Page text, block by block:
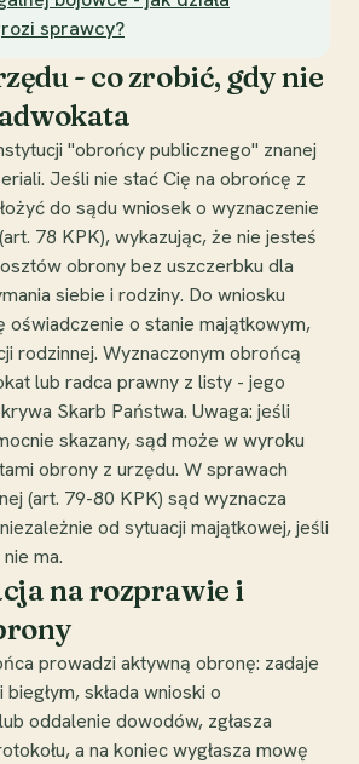
sprawcy?
- co zrobić, gdy nie
"obrońcy publicznego" znanej
Jeśli nie stać Cię na obrońcę z
do sądu wniosek o wyznaczenie
78 KPK), wykazując, że nie jesteś
obrony bez uszczerbku dla
siebie i rodziny. Do wniosku
oświadczenie o stanie majątkowym,
rodzinnej. Wyznaczonym obrońcą
lub radca prawny z listy - jego
Skarb Państwa. Uwaga: jeśli
skazany, sąd może w wyroku
obrony z urzędu. W sprawach
(art. 79-80 KPK) sąd wyznacza
od sytuacji majątkowej, jeśli
ma.
na rozprawie i
prowadzi aktywną obronę: zadaje
składa wnioski o
oddalenie dowodów, zgłasza
a na koniec wygłasza mowę